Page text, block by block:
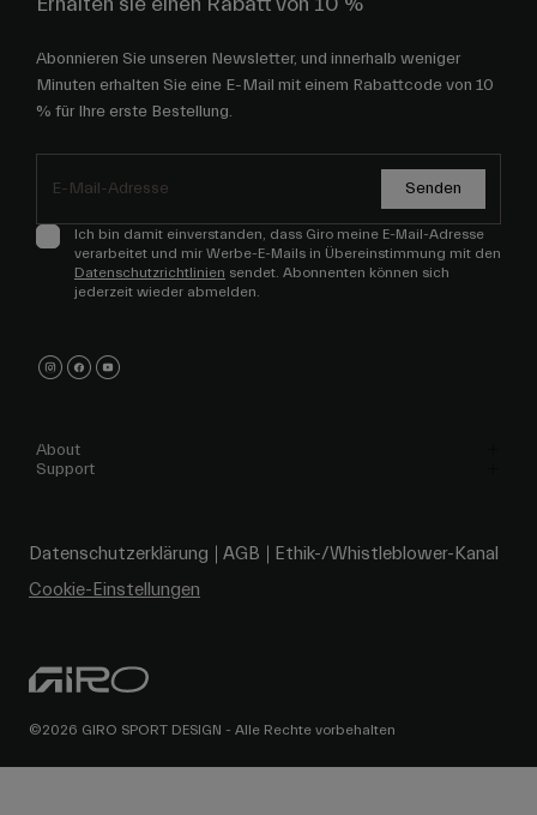
Abonnieren Sie unseren Newsletter, und innerhalb weniger
Minuten erhalten Sie eine E-Mail mit einem Rabattcode von 10
% für Ihre erste Bestellung.
Senden
Ich bin damit einverstanden, dass Giro meine E-Mail-Adresse
verarbeitet und mir Werbe-E-Mails in Übereinstimmung mit den
Datenschutzrichtlinien sendet. Abonnenten können sich
jederzeit wieder abmelden.
About
Support
Datenschutzerklärung AGB
Ethik-/Whistleblower-Kanal
Cookie-Einstellungen
©2026 GIRO SPORT DESIGN - Alle Rechte vorbehalten